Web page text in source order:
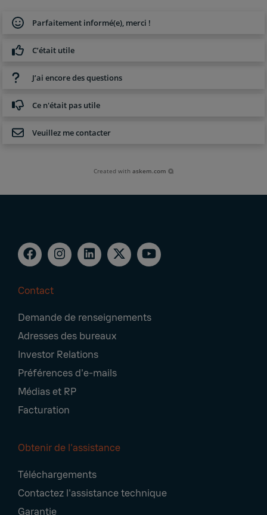
Parfaitement informé(e), merci !
C’était utile
J’ai encore des questions
Ce n'était pas utile
Veuillez me contacter
Created withaskem.com
Navigation
Contact
Demande de renseignements
Adresses des bureaux
Investor Relations
Préférences d'e-mails
Médias et RP
Facturation
Obtenir de l'assistance
Téléchargements
Contactez l'assistance technique
Garantie